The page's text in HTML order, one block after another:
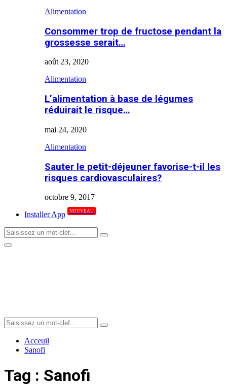
Alimentation
Consommer trop de fructose pendant la
grossesse serait…
août 23, 2020
Alimentation
L’alimentation à base de légumes
réduirait le risque…
mai 24, 2020
Alimentation
Sauter le petit-déjeuner favorise-t-il les
risques cardiovasculaires?
octobre 9, 2017
Installer App
NOUVEAU
Search
for:
Search
Primary
Search
for:
Search
Acceuil
Sanofi
Tag : Sanofi